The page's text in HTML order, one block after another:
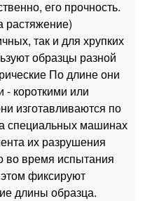
его прочность.
растяжение)
так и для хрупких
образцы разной
По длине они
- короткими или
изготавливаются по
специальных машинах
их разрушения
во время испытания
фиксируют
длины образца.